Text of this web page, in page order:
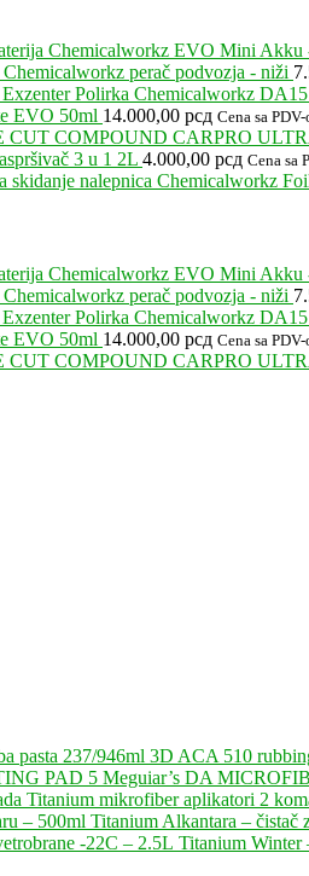
Chemicalworkz EVO Mini Akku
Chemicalworkz perač podvozja - niži
Chemicalworkz DA15
EVO 50ml 14.000,00 рсд Cena sa
CARPRO
3 u 1 2L 4.000,00 рсд Cena sa
Chemicalworkz
Chemicalworkz EVO Mini Akku
Chemicalworkz perač podvozja - niži
Chemicalworkz DA15
EVO 50ml 14.000,00 рсд Cena sa
CARPRO
3D ACA 510
Meguiar’s DA
Titanium mikrofiber aplikatori 2
Titanium Alkantara – čistač
Titanium Winter